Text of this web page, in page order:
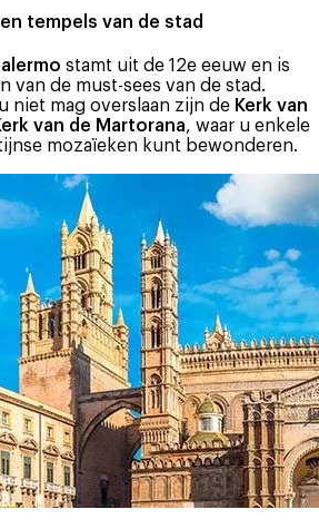
tempels van de stad
stamt uit de 12e eeuw en is
van de must-sees van de stad.
niet mag overslaan zijn de Kerk van
van de Martorana, waar u enkele
mozaïeken kunt bewonderen.